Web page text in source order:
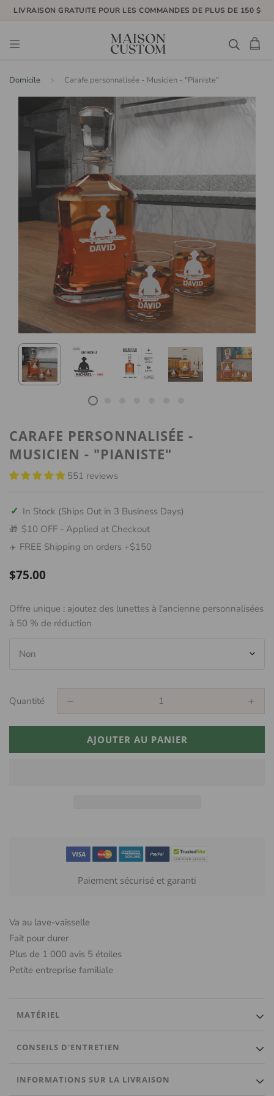
LIVRAISON GRATUITE POUR LES COMMANDES DE PLUS DE 150 $
Domicile Carafe personnalisée - Musicien - "Pianiste"
CARAFE PERSONNALISÉE -
MUSICIEN - "PIANISTE"
551 reviews
✓ In Stock (Ships Out in 3 Business Days)
🎁 $10 OFF - Applied at Checkout
✈️ FREE Shipping on orders +$150
Prix
$75.00
Offre unique : ajoutez des lunettes à l'ancienne personnalisées
à 50 % de réduction
Quantité
AJOUTER AU PANIER
Paiement sécurisé et garanti
Va au lave-vaisselle
Fait pour durer
Plus de 1 000 avis 5 étoiles
Petite entreprise familiale
MATÉRIEL
Verre luxueux et de haute qualité, idéal pour un verre à boire
CONSEILS D'ENTRETIEN
Lavage à la main UNIQUEMENT. Ne pas mettre au lave-vaisselle.
INFORMATIONS SUR LA LIVRAISON